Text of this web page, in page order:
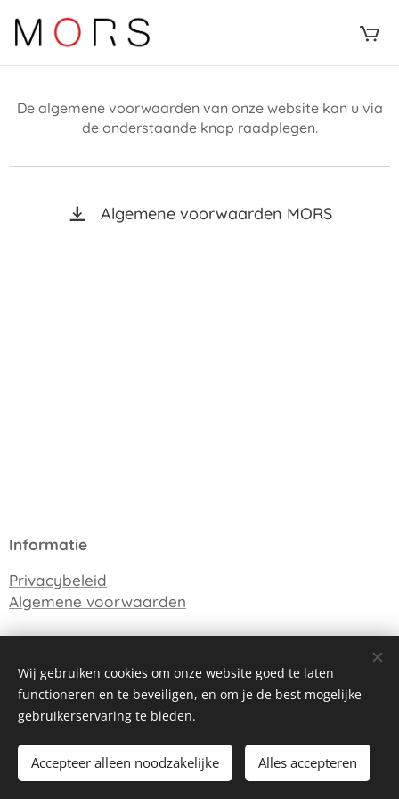
De algemene voorwaarden van onze website kan u via
de onderstaande knop raadplegen.
Algemene voorwaarden MORS
Informatie
Privacybeleid
Algemene voorwaarden
Naam onderneming: MORS creations
Btw nummer:BE 1003 344 046
Cookies
Wij gebruiken cookies om onze website goed te laten
functioneren en te beveiligen, en om je de best mogelijke
gebruikerservaring te bieden.
Accepteer alleen noodzakelijke Alles accepteren